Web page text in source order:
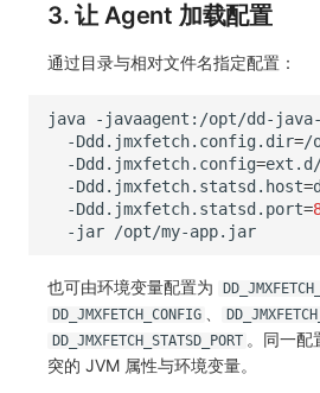
3. 让 Agent 加载配置
通过目录与相对文件名指定配置：
java -javaagent:/opt/dd-
-Ddd.jmxfetch.config.dir=/
-Ddd.jmxfetch.config=
-Ddd.jmxfetch.statsd.host=
-Ddd.jmxfetch.statsd.port=
-jar
也可由环境变量配置为
DD_JMXFETCH_CONFIG
DD_JMXFETCH_STATSD_PORT 。同一配
突的 JVM 属性与环境变量。